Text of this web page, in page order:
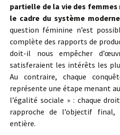
partielle de la vie des femmes
le cadre du système
question féminine n’est
complète des rapports de
doit-il nous empêcher
satisferaient les intérêts les
Au contraire, chaque
représente une étape menant
l’égalité sociale » : chaque
rapproche de l’objectif final,
entière.